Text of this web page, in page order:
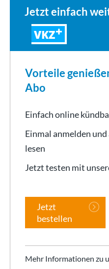
Jetzt einfach
VKZ
Vorteile
Abo
Einfach online
Einmal anmelden
lesen
Jetzt testen mit
Jetzt
bestellen
Mehr Informationen zu